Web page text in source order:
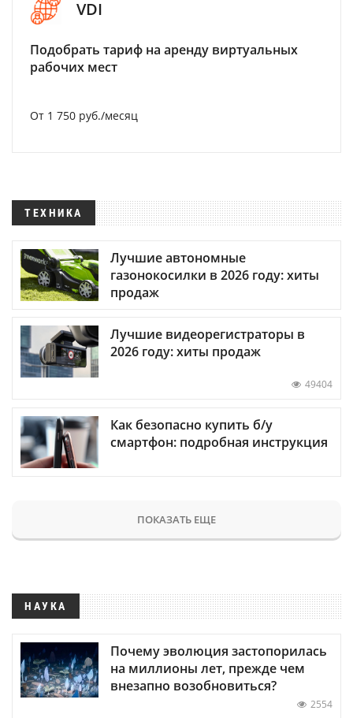
VDI
Подобрать тариф на аренду виртуальных
рабочих мест
От 1 750 руб./месяц
ТЕХНИКА
Лучшие автономные
газонокосилки в 2026 году: хиты
продаж
Лучшие видеорегистраторы в
2026 году: хиты продаж
49404
Как безопасно купить б/у
смартфон: подробная инструкция
ПОКАЗАТЬ ЕЩЕ
НАУКА
Почему эволюция застопорилась
на миллионы лет, прежде чем
внезапно возобновиться?
2554